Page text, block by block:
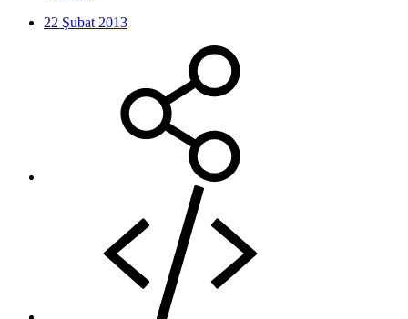
22 Şubat 2013